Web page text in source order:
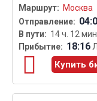
Москва
14 ч. 12
18:16
Купить